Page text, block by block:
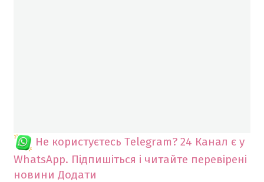
Не користуєтесь Telegram? 24 Канал є у
WhatsApp. Підпишіться і читайте перевірені
новини Додати